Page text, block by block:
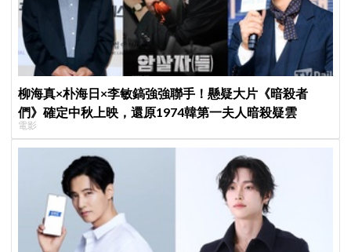
柳海真×朴海日×李敏鎬強強聯手！懸疑大片《暗殺者
們》確定中秋上映，還原1974韓第一夫人暗殺疑雲
電影